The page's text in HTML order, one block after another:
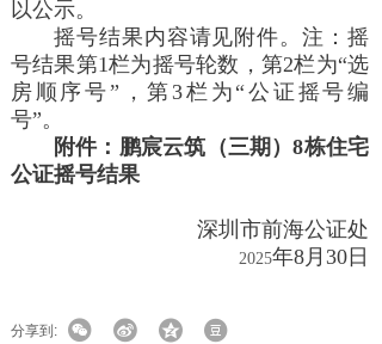
以公示。
摇号结果内容请见附件。注：摇
号结果第1栏为摇号轮数，第2栏为“选
房顺序号”，第3栏为“公证摇号编
号”。
附件： 鹏宸云筑（三期）8栋住宅
公证摇号结果
深圳市前海公证处
2025年8月 30 日
分享到: